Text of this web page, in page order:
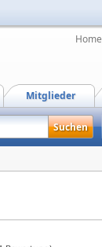
Home
Mitglieder